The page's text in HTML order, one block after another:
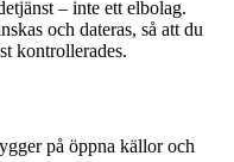
– inte ett elbolag.
och dateras, så att du
kontrollerades.
på öppna källor och